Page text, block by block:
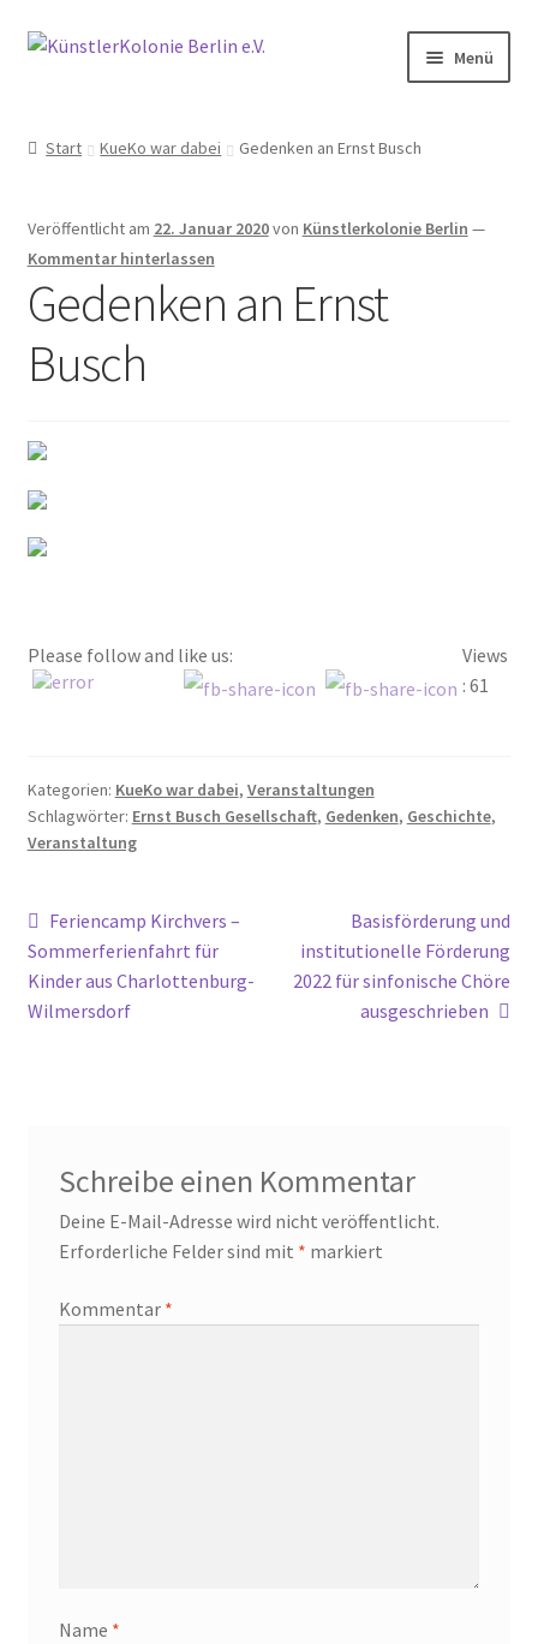
Zur
Zum
Menü
Aktivitäten
Anfahrt
Archiv
2018
2020
2022
2023
Bestellung abgeschlossen
Bewohner/innen
BewohnerInnen
Start KueKo war dabei Gedenken an Ernst Busch
Veröffentlicht am 22. Januar 2020von Künstlerkolonie Berlin —
Kommentar hinterlassen
Gedenken an Ernst
Busch
Please follow and like us:
Views
: 61
Kategorien: KueKo war dabei, Veranstaltungen
Schlagwörter: Ernst Busch Gesellschaft, Gedenken, Geschichte,
Veranstaltung
Beitragsnavigation
Vorheriger
Beitrag:
Feriencamp Kirchvers –
Sommerferienfahrt für
Kinder aus Charlottenburg-
Wilmersdorf
Nächster
Beitrag:
Basisförderung und
institutionelle Förderung
2022 für sinfonische Chöre
ausgeschrieben
Schreibe einen Kommentar
Deine E-Mail-Adresse wird nicht veröffentlicht.
Erforderliche Felder sind mit * markiert
Kommentar *
Name *